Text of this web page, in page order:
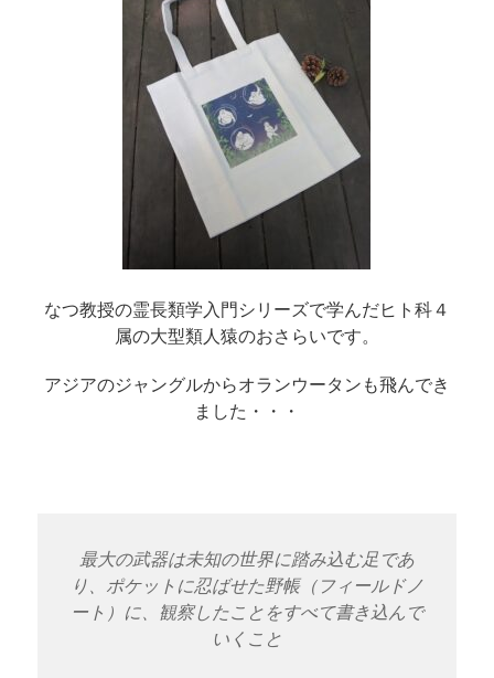
なつ教授の霊長類学入門シリーズで学んだヒト科４
属の大型類人猿のおさらいです。
アジアのジャングルからオランウータンも飛んでき
ました・・・
最大の武器は未知の世界に踏み込む足であ
り、ポケットに忍ばせた野帳（フィールドノ
ート）に、観察したことをすべて書き込んで
いくこと